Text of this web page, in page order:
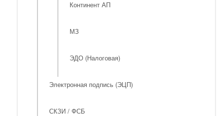
Континент АП
МЗ
ЭДО (Налоговая)
Электронная подпись (ЭЦП)
СКЗИ / ФСБ